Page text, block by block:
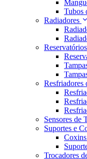
Tubos
Radiadores
Resfriadores
Sensores de
Suportes e
Trocadores